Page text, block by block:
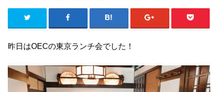
昨日はOECの東京ランチ会でした！